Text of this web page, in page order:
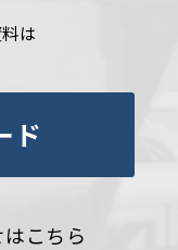
は
ド
こちら